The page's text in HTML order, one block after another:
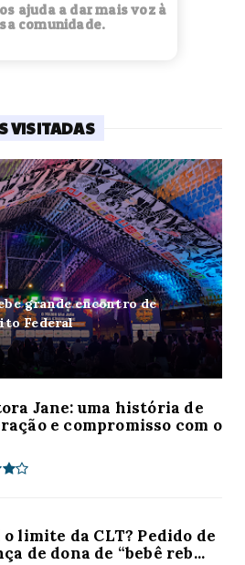
ajuda a dar mais voz à
comunidade.
VISITADAS
grande encontro de
Federal
Jane: uma história de
e compromisso com o
o limite da CLT? Pedido de
de dona de “bebê reb...